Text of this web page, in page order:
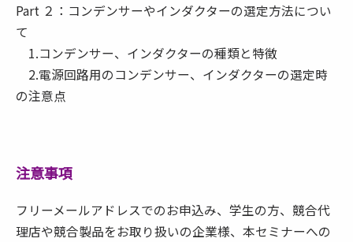
Part ２：コンデンサーやインダクターの選定方法につい
て
1.コンデンサー、インダクターの種類と特徴
2.電源回路用のコンデンサー、インダクターの選定時
の注意点
注意事項
フリーメールアドレスでのお申込み、学生の方、競合代
理店や競合製品をお取り扱いの企業様、本セミナーへの